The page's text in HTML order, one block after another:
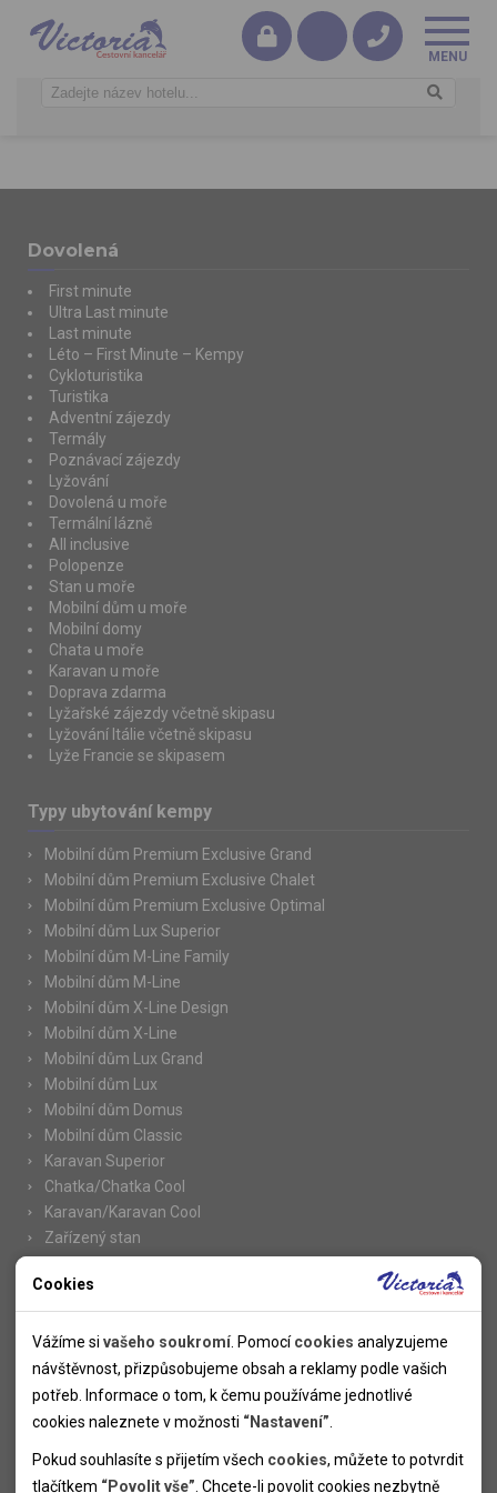
Dovolená
First minute
Ultra Last minute
Last minute
Léto – First Minute – Kempy
Cykloturistika
Turistika
Adventní zájezdy
Termály
Poznávací zájezdy
Lyžování
Dovolená u moře
Termální lázně
All inclusive
Polopenze
Stan u moře
Mobilní dům u moře
Mobilní domy
Chata u moře
Karavan u moře
Doprava zdarma
Lyžařské zájezdy včetně skipasu
Lyžování Itálie včetně skipasu
Lyže Francie se skipasem
Typy ubytování kempy
Mobilní dům Premium Exclusive Grand
Mobilní dům Premium Exclusive Chalet
Mobilní dům Premium Exclusive Optimal
Mobilní dům Lux Superior
Mobilní dům M-Line Family
Mobilní dům M-Line
Mobilní dům X-Line Design
Mobilní dům X-Line
Mobilní dům Lux Grand
Mobilní dům Lux
Mobilní dům Domus
Mobilní dům Classic
Karavan Superior
Chatka/Chatka Cool
Karavan/Karavan Cool
Zařízený stan
Informace
Novinky
Kolektivy
SUPER FIRST MINUTE
Informace k letním pobytům
Informace o letecké dopravě
Cookies
Vážíme si vašeho soukromí . Pomocícookies analyzujeme
návštěvnost, přizpůsobujeme obsah a reklamy podle vašich
potřeb. Informace o tom, k čemu používáme jednotlivé
cookies naleznete v možnosti “Nastavení”
Pokud souhlasíte s přijetím všech cookies, můžete to potvrdit
tlačítkem “Povolit vše” . Chcete-li povolit cookies nezbytně
Nutné cookies pomáhají, aby byla webová stránka použitelná
tak, že umožní základní funkce jako navigace stránky a
přístup k zabezpečeným sekcím webové stránky. Webová
stránka nemůže správně fungovat bez těchto cookies.
Analytické cookies